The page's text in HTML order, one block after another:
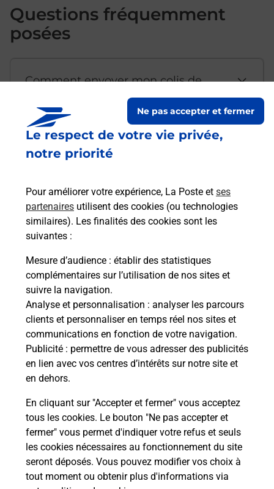
Le respect de votre vie privée,
notre priorité
Pour améliorer votre expérience, La Poste et ses
partenaires utilisent des cookies (ou technologies
similaires). Les finalités des cookies sont les
suivantes :
Mesure d’audience : établir des statistiques
complémentaires sur l’utilisation de nos sites et
suivre la navigation.
Analyse et personnalisation : analyser les parcours
clients et personnaliser en temps réel nos sites et
communications en fonction de votre navigation.
Publicité : permettre de vous adresser des publicités
en lien avec vos centres d’intérêts sur notre site et
en dehors.
En cliquant sur "Accepter et fermer" vous acceptez
tous les cookies. Le bouton "Ne pas accepter et
fermer" vous permet d'indiquer votre refus et seuls
les cookies nécessaires au fonctionnement du site
seront déposés. Vous pouvez modifier vos choix à
tout moment ou obtenir plus d'informations via
Ne pas accepter et fermer
Questions fréquemment
posées
Comment envoyer mon colis de
Est-il possible d’acheter un
emballage directement depuis un
Comment demander une
modification de livraison ?
Comment La Poste participe-t-elle
à votre sécurité au quotidien ?
Puis-je passer mon code de la route
avec La Poste et sous quelles
conditions ?
Localiser Liste Hautes-Alpes MONTMAUR